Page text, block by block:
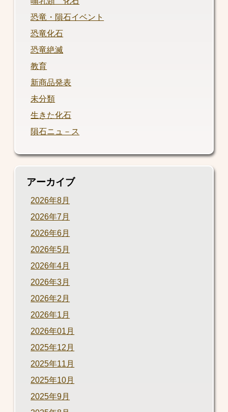
恐竜・隕石イベント
恐竜化石
恐竜絶滅
教育
新商品発表
未分類
生きた化石
隕石ニュ－ス
アーカイブ
2026年8月
2026年7月
2026年6月
2026年5月
2026年4月
2026年3月
2026年2月
2026年1月
2026年01月
2025年12月
2025年11月
2025年10月
2025年9月